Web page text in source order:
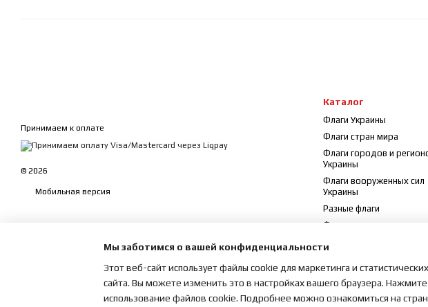
Принимаем к оплате
© 2026
Мобильная версия
Каталог
Флаги Украины
Флаги стран мира
Флаги городов и
Украины
Флаги вооруженных сил
Украины
Разные флаги
Флажки
Мы заботимся о вашей конфиденциальности
Этот веб-сайт использует файлы cookie для маркетинга и
сайта. Вы можете изменить это в настройках вашего браузера. Нажмите
использование файлов cookie. Подробнее можно ознакомиться на